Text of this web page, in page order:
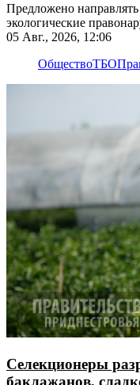
Предложено направлять
экологические
на этих территориях
05 Авг., 2026, 12:06
ОбществоТБО
Селекционеры
баклажанов,